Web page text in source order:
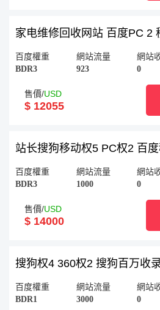
家电维修回收网站 百度PC 2
百度權重
BDR3
網站流量
923
網站
0
售價/USD
$ 12055
站长搜狗移动权5 PC权2 百
百度權重
BDR3
網站流量
1000
網站
0
售價/USD
$ 14000
搜狗权4 360权2 搜狗百万收
百度權重
BDR1
網站流量
3000
網站
0